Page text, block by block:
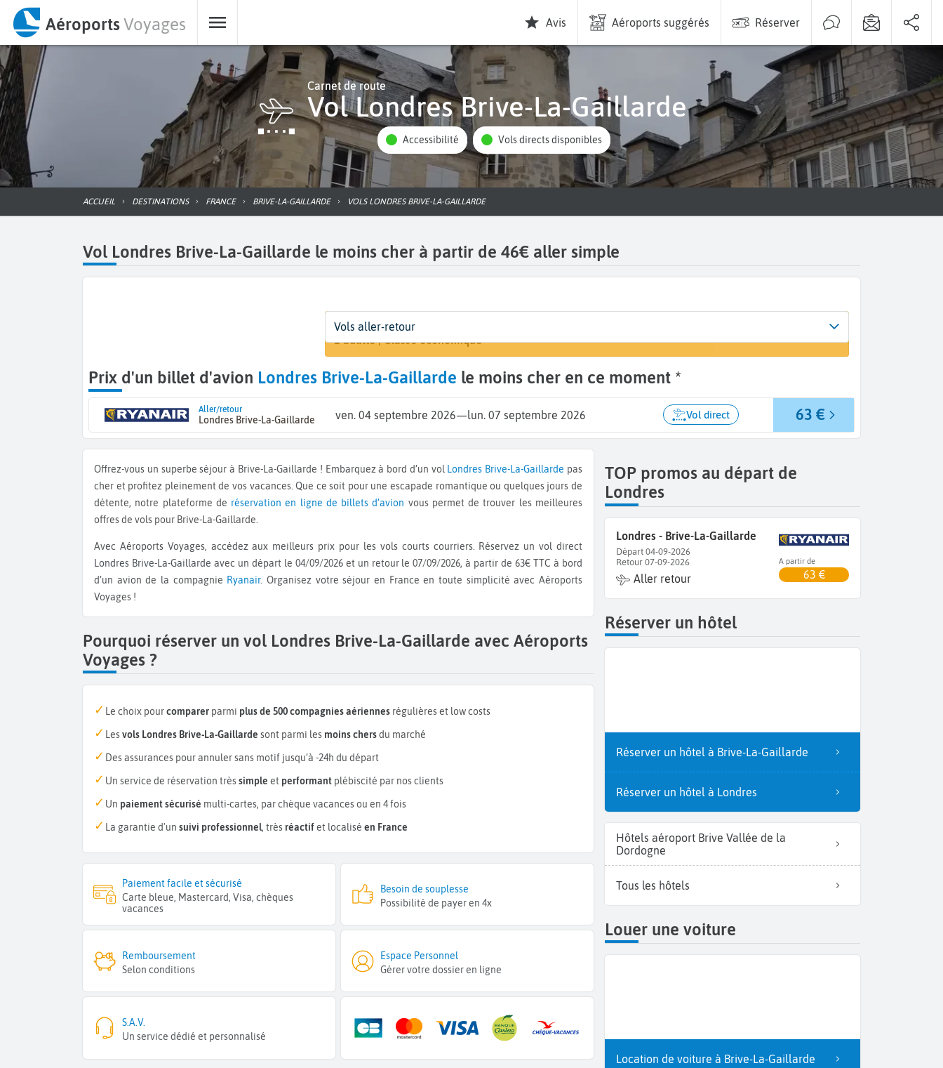
AéroportsVoyages Avis Aéroports suggérés Réserver
Carnet de route
Vol Londres Brive-La-Gaillarde
Accessibilité Vols directs disponibles
ACCUEIL DESTINATIONS FRANCE BRIVE-LA-GAILLARDE VOLS LONDRES BRIVE-LA-GAILLARDE
Vol Londres Brive-La-Gaillarde le moins cher à partir de 46€ aller simple
Départ
Londres (LON) Brive-La-Gaillarde (BVE)
Dates
Dates de votre voyage
Voyageurs | Classe
1 adulte | Classe économique
Vols aller-retour
Prix d'un billet d'avion Londres Brive-La-Gaillarde le moins cher en ce moment *
Aller/retour
Londres Brive-La-Gaillarde ven. 04 septembre 2026— lun. 07 septembre 2026 Vol direct 63 €
Offrez-vous un superbe séjour à Brive-La-Gaillarde ! Embarquez à bord d’un vol Londres Brive-La-Gaillarde pas
cher et profitez pleinement de vos vacances. Que ce soit pour une escapade romantique ou quelques jours de
détente, notre plateforme de réservation en ligne de billets d’avion vous permet de trouver les meilleures
offres de vols pour Brive-La-Gaillarde.
Avec Aéroports Voyages, accédez aux meilleurs prix pour les vols courts courriers. Réservez un vol direct
Londres Brive-La-Gaillarde avec un départ le 04/09/2026 et un retour le 07/09/2026, à partir de 63€ TTC à bord
d’un avion de la compagnie Ryanair. Organisez votre séjour en France en toute simplicité avec Aéroports
Voyages !
Pourquoi réserver un vol Londres Brive-La-Gaillarde avec Aéroports
Voyages ?
Le choix pourcomparer parmi plus de 500 compagnies aériennes régulières et low costs
Lesvols Londres Brive-La-Gaillarde sont parmi les moins chersdu marché
Des assurances pour annuler sans motif jusqu’à -24h du départ
Un service de réservation trèssimple et performant plébiscité par nos clients
Un paiement sécurisé multi-cartes, par chèque vacances ou en 4 fois
La garantie d'un suivi professionnel, très réactifet localisé en France
Paiement facile et sécurisé
Carte bleue, Mastercard, Visa, chèques
vacances
Besoin de souplesse
Possibilité de payer en 4x
Remboursement
Selon conditions
Espace Personnel
Gérer votre dossier en ligne
S.A.V.
Un service dédié et personnalisé
TOP promos au départ de
Londres
Londres - Brive-La-Gaillarde
Départ 04-09-2026
Retour 07-09-2026
Aller retour
A partir de
63 €
Réserver un hôtel
Réserver un hôtel à Brive-La-Gaillarde
Réserver un hôtel à Londres
Hôtels aéroport Brive Vallée de la
Dordogne
Tous les hôtels
Louer une voiture
Location de voiture à Brive-La-Gaillarde